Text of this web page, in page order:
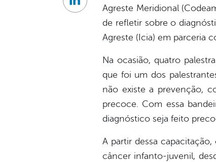
Agreste Meridional
de refletir sobre o
Agreste (Icia) em parceria
Na ocasião, quatro
que foi um dos
não existe a prevenção,
precoce. Com essa
diagnóstico seja feito
A partir dessa
câncer infanto-juvenil,
Linkedin